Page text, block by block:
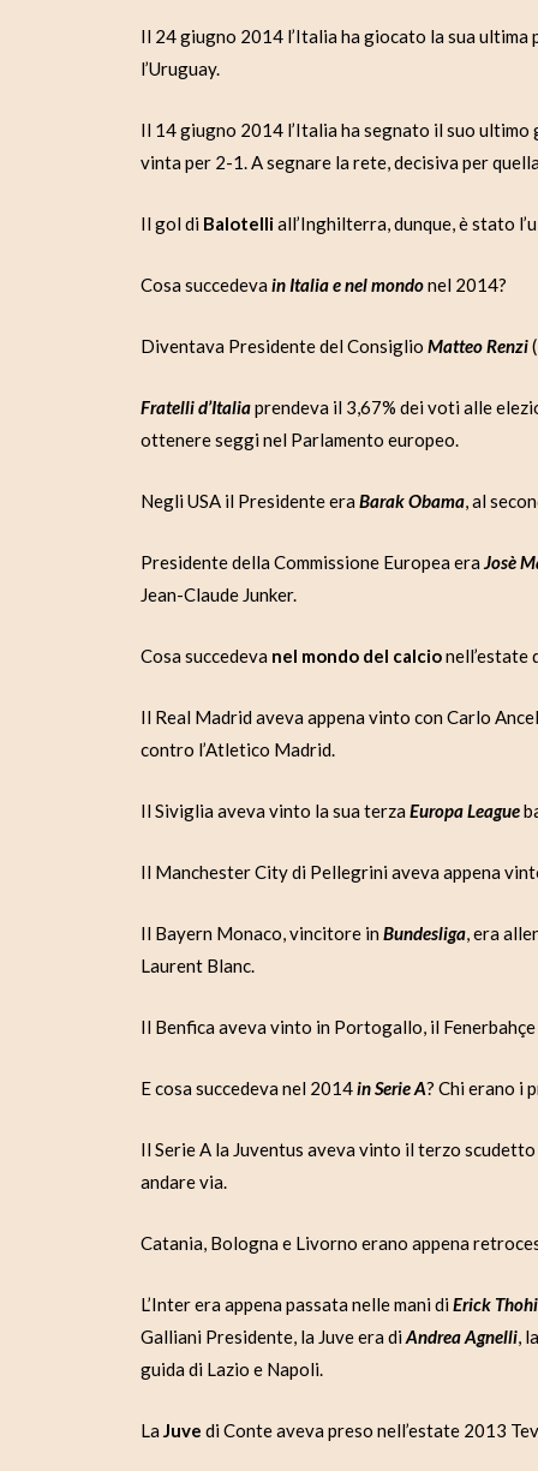
Il 24 giugno 2014 l’Italia ha giocato la sua
l’Uruguay.
Il 14 giugno 2014 l’Italia ha segnato il suo
vinta per 2-1. A segnare la rete, decisiva per
Il gol di Balotelliall’Inghilterra, dunque, è stato
Cosa succedeva in Italia e nel mondonel 2014?
Diventava Presidente del Consiglio Matteo Renzi
Fratelli d’Italiaprendeva il 3,67% dei voti alle
ottenere seggi nel Parlamento europeo.
Negli USA il Presidente era Barak Obama, al
Presidente della Commissione Europea era Josè
Jean-Claude Junker.
Cosa succedeva nel mondo del calcionell’estate
Il Real Madrid aveva appena vinto con Carlo
contro l’Atletico Madrid.
Il Siviglia aveva vinto la sua terza Europa League
Il Manchester City di Pellegrini aveva appena
Il Bayern Monaco, vincitore in Bundesliga, era
Laurent Blanc.
Il Benfica aveva vinto in Portogallo, il Fenerbahçe
E cosa succedeva nel 2014in Serie A? Chi erano i
Il Serie A la Juventus aveva vinto il terzo
andare via.
Catania, Bologna e Livorno erano appena
L’Inter era appena passata nelle mani di Erick
Galliani Presidente, la Juve era di Andrea Agnelli,
guida di Lazio e Napoli.
La Juve di Conte aveva preso nell’estate 2013